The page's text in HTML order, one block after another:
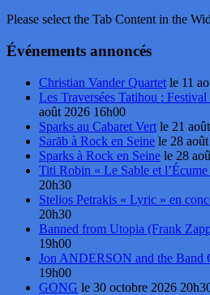
Please select the Tab Content in the
Événements annoncés
Christian Vander Quartet le 11
Les Traversées Tatihou :
août 2026 16h00
Sparks au Cabaret Vert le 21
Sarāb à Rock en Seine le 28
Sparks à Rock en Seine le 28
Titi Robin « Le Sable et l’Écume
20h30
Stelios Petrakis « Lyric » en
20h30
Banned from Utopia (Frank
19h00
Jon ANDERSON and the Band
19h00
GONG le 30 octobre 2026